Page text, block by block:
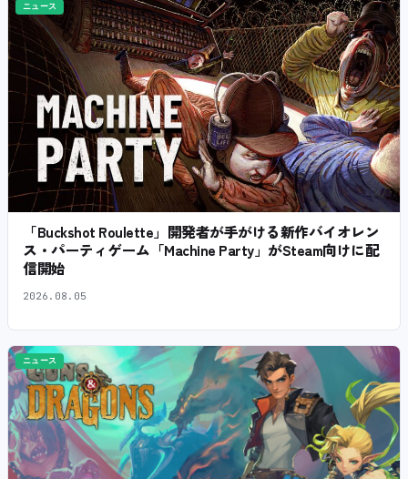
ニュース
「Buckshot Roulette」開発者が手がける新作バイオレン
ス・パーティゲーム「Machine Party」がSteam向けに配
信開始
2026.08.05
ニュース